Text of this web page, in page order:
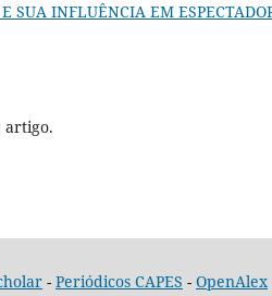
SUA INFLUÊNCIA EM
artigo.
- Periódicos CAPES - OpenAlex